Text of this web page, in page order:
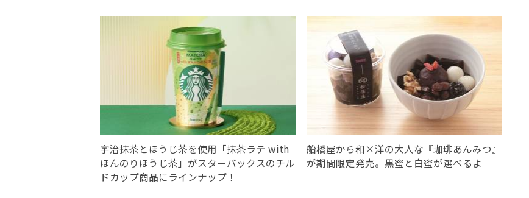
宇治抹茶とほうじ茶を使用「抹茶ラテ with
ほんのりほうじ茶」がスターバックスのチル
ドカップ商品にラインナップ！
船橋屋から和×洋の大人な『珈琲あんみつ』
が期間限定発売。黒蜜と白蜜が選べるよ